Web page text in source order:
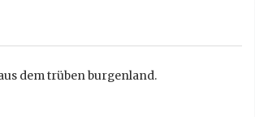
dem trüben burgenland.